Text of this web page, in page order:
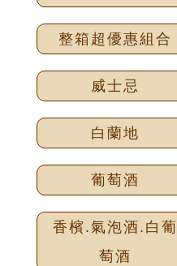
整箱超優惠組合
威士忌
白蘭地
葡萄酒
香檳.氣泡酒.白葡
萄酒